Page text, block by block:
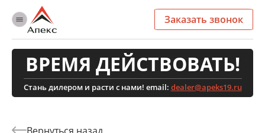
Заказать звонок
ВРЕМЯ ДЕЙСТВОВАТЬ!
Стань дилером и расти с нами! email: dealer@apeks19.ru